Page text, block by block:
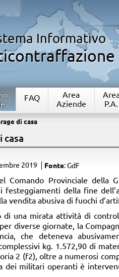
Informativo
FAQ
Area
Aziende
P.A.
di casa
casa
2019 Fonte: GdF
Comando Provinciale della
festeggiamenti della fine
vendita abusiva di fuochi
di una mirata attività di
diverse giornate, la
che deteneva
kg. 1.572,90 di
2 (f2), oltre a numerosi
dei militari operanti è